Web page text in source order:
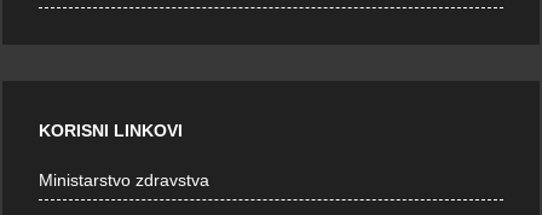
KORISNI LINKOVI
Ministarstvo zdravstva